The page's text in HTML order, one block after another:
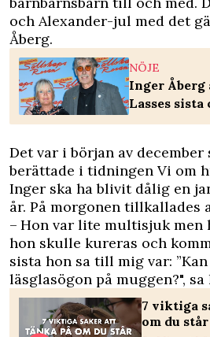
och Alexander-jul med det
Åberg.
NÖJE
Inger Åberg
Lasses
Det var i början av december
berättade i tidningen Vi om
Inger ska ha blivit dålig en
år. På morgonen tillkallades
– Hon var lite multisjuk men
hon skulle kureras och
sista hon sa till mig var:
läsglasögon på muggen?",
7 viktiga
om du